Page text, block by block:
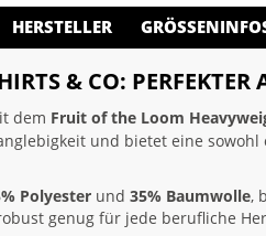
HERSTELLER GRÖSSENINFOS
& CO:
dem Fruit of the Loom
und bietet eine
Polyester und 35% Baumwolle,
genug für jede berufliche